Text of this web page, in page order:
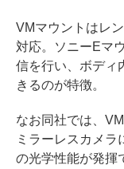
VMマウントはレ
対応。ソニーEマ
信を行い、ボディ
きるのが特徴。
なお同社では、
ミラーレスカメ
の光学性能が発揮